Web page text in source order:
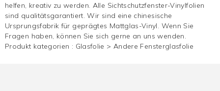
helfen, kreativ zu werden. Alle Sichtschutzfenster-Vinylfolien
sind qualitätsgarantiert. Wir sind eine chinesische
Ursprungsfabrik für geprägtes Mattglas-Vinyl. Wenn Sie
Fragen haben, können Sie sich gerne an uns wenden.
Produkt kategorien : Glasfolie > Andere Fensterglasfolie